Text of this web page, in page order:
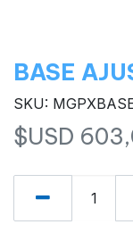
BASE
SKU:
$USD